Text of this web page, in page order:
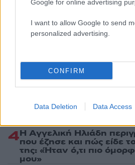
Google for online advertising
I want to allow Google to send
personalized advertising.
CONFIRM
Data Deletion Data Access
γιορτή του Άκη
χρόνια μου διδάσκει
σύνδεσμο του
3«Αφιέρωσε τη ζωή της
δήλωση της οικογένειας
4Η Αγγελική Ηλιάδη
που έζησε και πώς είδε
της: «Ήταν ό,τι πιο
μου»